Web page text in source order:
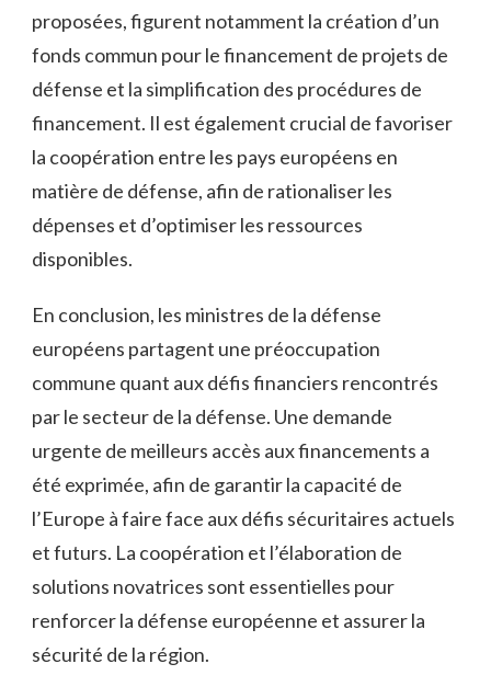
proposées, figurent notamment la création d’un
fonds commun pour le financement​ de projets de
défense ⁣et la simplification des ⁢procédures de
financement.​ Il est également crucial‌ de favoriser
la coopération entre les pays ‌européens en
matière de défense, afin de rationaliser les
dépenses et‌ d’optimiser les ressources
disponibles.
En conclusion, les ministres de la défense
européens partagent une préoccupation‍
commune quant aux défis ​financiers rencontrés
par le secteur de la ​défense. Une ⁤demande
urgente de meilleurs accès aux financements a
été exprimée, ⁤afin de garantir la capacité de
l’Europe‍ à ⁣faire face ‍aux défis sécuritaires ⁣actuels
et futurs. La coopération et l’élaboration de
solutions novatrices sont​ essentielles pour
renforcer la défense européenne et assurer⁣ la
sécurité de la région.